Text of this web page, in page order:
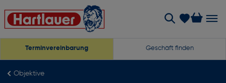
Terminvereinbarung Geschäft finden
Objektive